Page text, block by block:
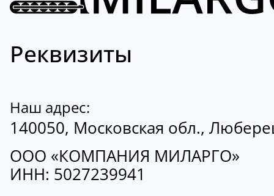
Реквизиты
Наш адрес:
140050, Московская обл.,
ООО «КОМПАНИЯ МИЛАРГО»
ИНН: 5027239941